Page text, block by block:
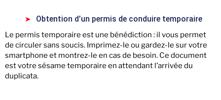
Obtention d’un permis de conduire temporaire
Le permis temporaire est une bénédiction : il vous permet
de circuler sans soucis. Imprimez-le ou gardez-le sur votre
smartphone et montrez-le en cas de besoin. Ce document
est votre sésame temporaire en attendant l’arrivée du
duplicata.